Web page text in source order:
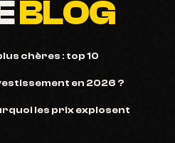
BLOG
chères : top 10
en 2026 ?
les prix explosent